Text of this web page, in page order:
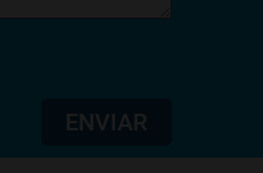
ENVIAR